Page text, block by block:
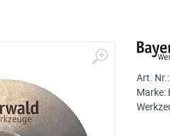
Art. Nr.:
Marke: